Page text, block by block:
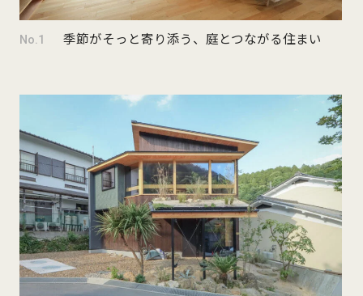
No.1 季節がそっと寄り添う、庭とつながる住まい